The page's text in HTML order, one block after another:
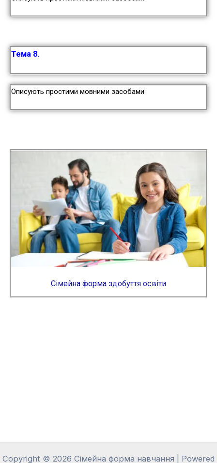
Тема 8.
Описують простими мовними засобами
Сімейна форма здобуття освіти
Copyright © 2026 Сімейна форма навчання | Powered